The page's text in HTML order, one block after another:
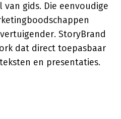
gids. Die eenvoudige
StoryBrand
dat direct toepasbaar
en presentaties.